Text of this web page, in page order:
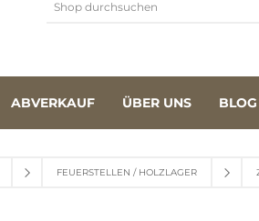
ABVERKAUF ÜBER UNS BLOG
FEUERSTELLEN / HOLZLAGER